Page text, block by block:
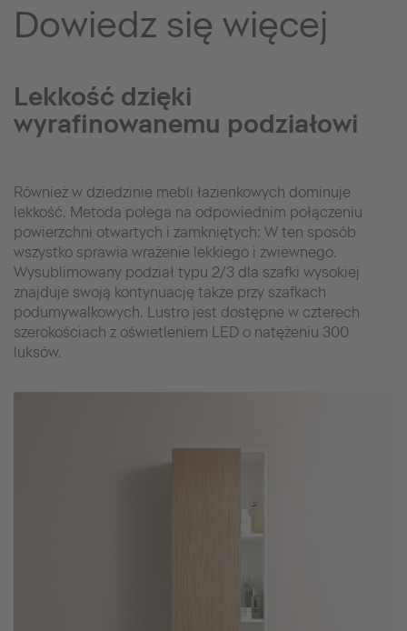
Dowiedz się więcej
Lekkość dzięki
wyrafinowanemu podziałowi
Również w dziedzinie mebli łazienkowych dominuje
lekkość. Metoda polega na odpowiednim połączeniu
powierzchni otwartych i zamkniętych: W ten sposób
wszystko sprawia wrażenie lekkiego i zwiewnego.
Wysublimowany podział typu 2/3 dla szafki wysokiej
znajduje swoją kontynuację także przy szafkach
podumywalkowych. Lustro jest dostępne w czterech
szerokościach z oświetleniem LED o natężeniu 300
luksów.